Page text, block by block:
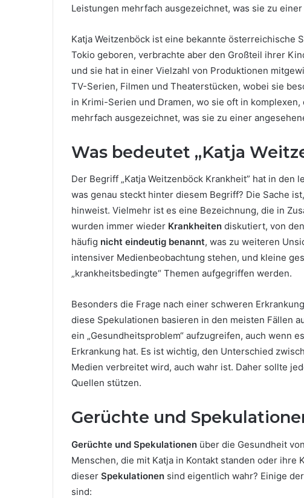
Leistungen mehrfach ausgezeichnet, was sie zu
Katja Weitzenböck ist eine bekannte österreichische
Tokio geboren, verbrachte aber den Großteil ihrer
und sie hat in einer Vielzahl von Produktionen
TV-Serien, Filmen und Theaterstücken, wobei sie
in Krimi-Serien und Dramen, wo sie oft in
mehrfach ausgezeichnet, was sie zu einer
Was bedeutet „Katja
Der Begriff „Katja Weitzenböck Krankheit” hat in
was genau steckt hinter diesem Begriff? Die Sache
hinweist. Vielmehr ist es eine Bezeichnung, die in
wurden immer wieder Krankheiten diskutiert, von
häufig nicht eindeutig benannt, was zu weiteren
intensiver Medienbeobachtung stehen, und kleine
„krankheitsbedingte“ Themen aufgegriffen werden.
Besonders die Frage nach einer schweren
diese Spekulationen basieren in den meisten Fällen
ein „Gesundheitsproblem“ aufzugreifen, auch wenn
Erkrankung hat. Es ist wichtig, den Unterschied
Medien verbreitet wird, auch wahr ist. Daher sollte
Quellen stützen.
Gerüchte und
Gerüchte und Spekulationen über die Gesundheit
Menschen, die mit Katja in Kontakt standen oder
dieser Spekulationen sind eigentlich wahr? Einige
sind: